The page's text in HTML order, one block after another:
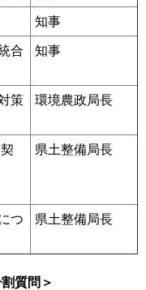
知事
合
知事
策
環境農政局長
県土整備局長
つ
県土整備局長
質問＞